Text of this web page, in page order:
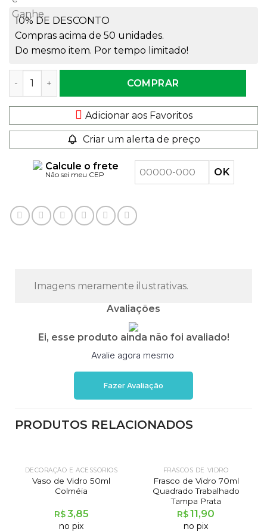
10% DE DESCONTO
Compras acima de 50 unidades.
Do mesmo item. Por tempo limitado!
COMPRAR
Adicionar aos Favoritos
Criar um alerta de preço
Calcule o frete
Não sei meu CEP
Imagens meramente ilustrativas.
Avaliações
Ei, esse produto ainda não foi avaliado!
Avalie agora mesmo
Fazer Avaliação
PRODUTOS RELACIONADOS
DECORAÇÃO E ACESSÓRIOS
Vaso de Vidro 50ml
Colméia
R$3,85
no pix
FRASCOS DE VIDRO
Frasco de Vidro 70ml
Quadrado Trabalhado
Tampa Prata
R$11,90
no pix